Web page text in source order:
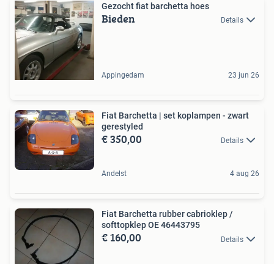
Gezocht fiat barchetta hoes
Bieden Details
Appingedam 23 jun 26
Fiat Barchetta | set koplampen - zwart
gerestyled
€ 350,00 Details
Andelst 4 aug 26
Fiat Barchetta rubber cabrioklep /
softtopklep OE 46443795
€ 160,00 Details